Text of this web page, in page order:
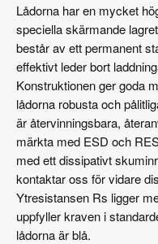
Lådorna har en mycket
speciella skärmande
består av ett permanent
effektivt leder bort
Konstruktionen ger goda
lådorna robusta och
är återvinningsbara,
märkta med ESD och
med ett dissipativt
kontaktar oss för vidare
Ytresistansen Rs ligger
uppfyller kraven i
lådorna är blå.